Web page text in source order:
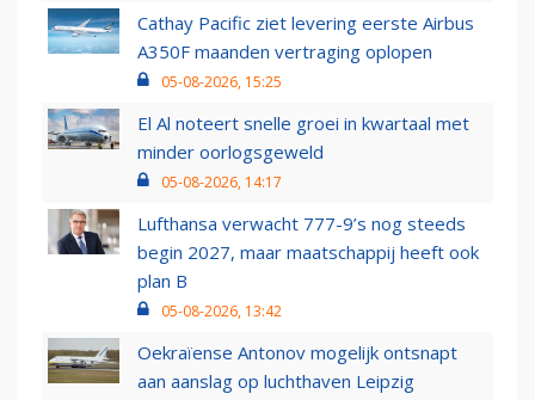
Cathay Pacific ziet levering eerste Airbus
A350F maanden vertraging oplopen
05-08-2026, 15:25
El Al noteert snelle groei in kwartaal met
minder oorlogsgeweld
05-08-2026, 14:17
Lufthansa verwacht 777-9’s nog steeds
begin 2027, maar maatschappij heeft ook
plan B
05-08-2026, 13:42
Oekraïense Antonov mogelijk ontsnapt
aan aanslag op luchthaven Leipzig